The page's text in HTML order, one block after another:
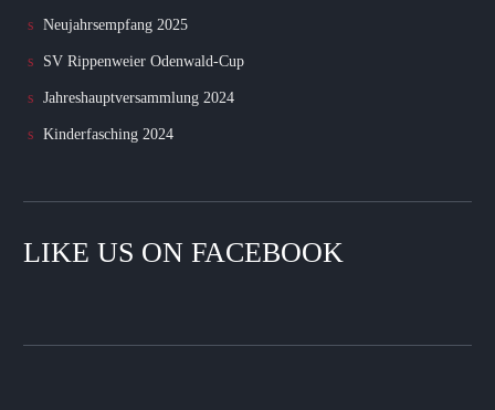
Neujahrsempfang 2025
SV Rippenweier Odenwald-Cup
Jahreshauptversammlung 2024
Kinderfasching 2024
LIKE US ON FACEBOOK